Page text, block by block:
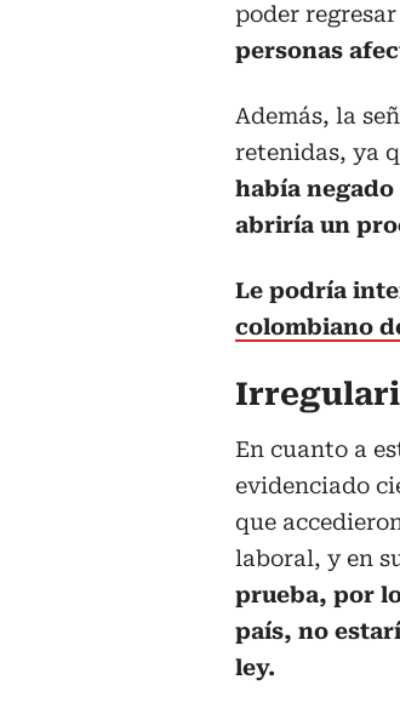
poder
personas
Además, la
retenidas, ya
había
abriría un
Le podría
colombiano
En cuanto a
evidenciado
que
laboral, y en
prueba, por
país, no
ley.